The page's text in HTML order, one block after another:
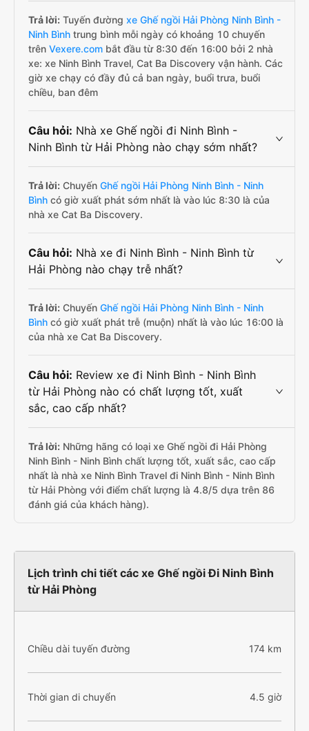
Trả lời: Tuyến đường xe Ghế ngồi Hải Phòng Ninh Bình -
Ninh Bình trung bình mỗi ngày có khoảng 10 chuyến
trên Vexere.com bắt đầu từ 8:30 đến 16:00 bởi 2 nhà
xe: xe Ninh Bình Travel, Cat Ba Discovery vận hành. Các
giờ xe chạy có đầy đủ cả ban ngày, buổi trưa, buổi
chiều, ban đêm
Câu hỏi: Nhà xe Ghế ngồi đi Ninh Bình -
Ninh Bình từ Hải Phòng nào chạy sớm nhất?
Trả lời: Chuyến Ghế ngồi Hải Phòng Ninh Bình - Ninh
Bình có giờ xuất phát sớm nhất là vào lúc 8:30 là của
nhà xe Cat Ba Discovery.
Câu hỏi: Nhà xe đi Ninh Bình - Ninh Bình từ
Hải Phòng nào chạy trễ nhất?
Trả lời: Chuyến Ghế ngồi Hải Phòng Ninh Bình - Ninh
Bình có giờ xuất phát trễ (muộn) nhất là vào lúc 16:00 là
của nhà xe Cat Ba Discovery.
Câu hỏi: Review xe đi Ninh Bình - Ninh Bình
từ Hải Phòng nào có chất lượng tốt, xuất
sắc, cao cấp nhất?
Trả lời: Những hãng có loại xe Ghế ngồi đi Hải Phòng
Ninh Bình - Ninh Bình chất lượng tốt, xuất sắc, cao cấp
nhất là nhà xe Ninh Bình Travel đi Ninh Bình - Ninh Bình
từ Hải Phòng với điểm chất lượng là 4.8/5 dựa trên 86
đánh giá của khách hàng).
Lịch trình chi tiết các xe Ghế ngồi Đi Ninh Bình
từ Hải Phòng
Chiều dài tuyến đường 174 km
Thời gian di chuyển 4.5 giờ